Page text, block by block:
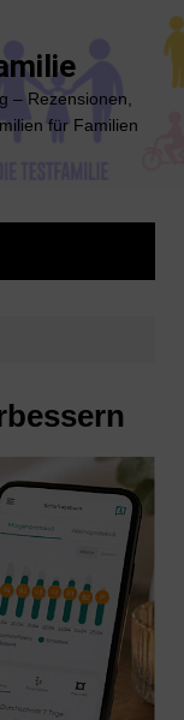
– Rezensionen,
für Familien